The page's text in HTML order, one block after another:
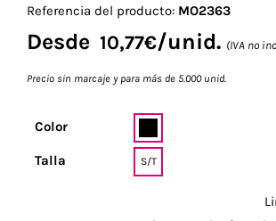
Referencia del producto: MO2363
Desde 10,77€/unid. (IVA no
Precio sin marcaje y para más de 5.000 unid.
Color
Talla S/T